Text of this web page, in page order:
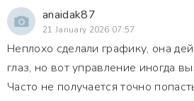
anaidak87
21 January 2026 07:57
Неплохо сделали графику, она
глаз, но вот управление иногда
Часто не получается точно